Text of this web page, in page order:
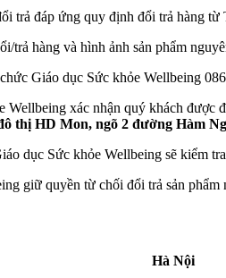
trả đáp ứng quy định đổi trả hàng
trả hàng và hình ảnh sản phẩm
Giáo dục Sức khỏe Wellbeing
Wellbeing xác nhận quý khách
thị HD Mon, ngõ 2 đường Hàm
dục Sức khỏe Wellbeing sẽ kiểm
giữ quyền từ chối đổi trả sản
Hà Nội